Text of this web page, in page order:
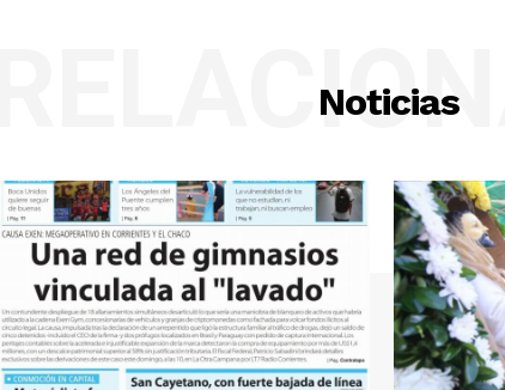
Noticias